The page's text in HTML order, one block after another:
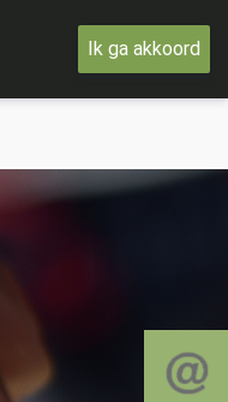
Ik ga akkoord